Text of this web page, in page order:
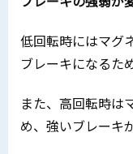
低回転時にはマグ
ブレーキになるた
また、高回転時は
め、強いブレーキ